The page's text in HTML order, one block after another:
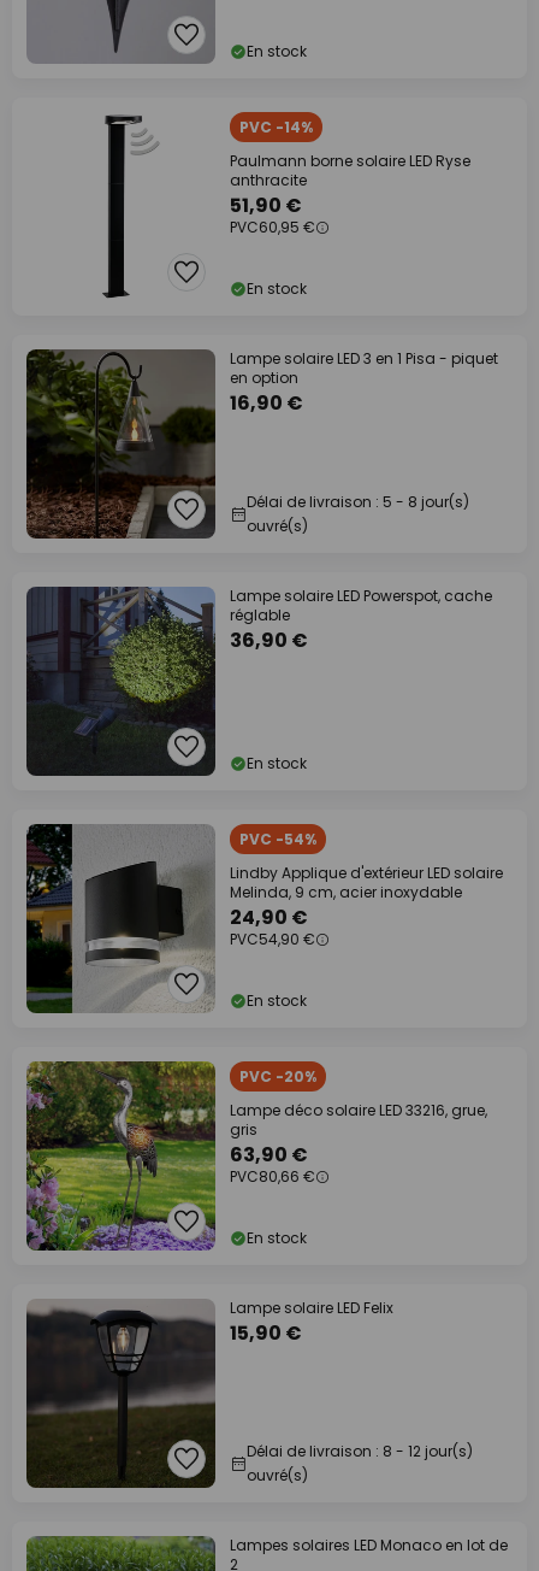
En stock
PVC -14%
Paulmann borne solaire LED Ryse
anthracite
51,90 €
PVC60,95 €
En stock
Lampe solaire LED 3 en 1 Pisa - piquet
en option
16,90 €
Délai de livraison : 5 - 8 jour(s)
ouvré(s)
Lampe solaire LED Powerspot, cache
réglable
36,90 €
En stock
PVC -54%
Lindby Applique d'extérieur LED solaire
Melinda, 9 cm, acier inoxydable
24,90 €
PVC54,90 €
En stock
PVC -20%
Lampe déco solaire LED 33216, grue,
gris
63,90 €
PVC80,66 €
En stock
Lampe solaire LED Felix
15,90 €
Délai de livraison : 8 - 12 jour(s)
ouvré(s)
Lampes solaires LED Monaco en lot de
2